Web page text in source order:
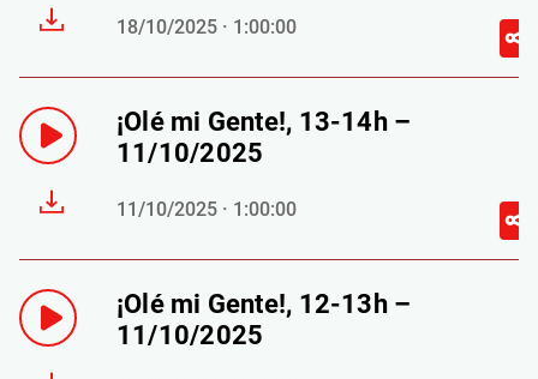
18/10/2025 · 1:00:00
¡Olé mi Gente!, 13-14h –
11/10/2025
11/10/2025 · 1:00:00
¡Olé mi Gente!, 12-13h –
11/10/2025